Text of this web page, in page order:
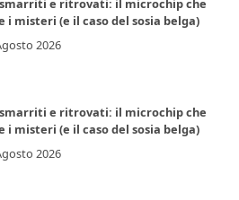
e ritrovati: il microchip che
i misteri (e il caso del sosia belga)
2026
e ritrovati: il microchip che
i misteri (e il caso del sosia belga)
2026